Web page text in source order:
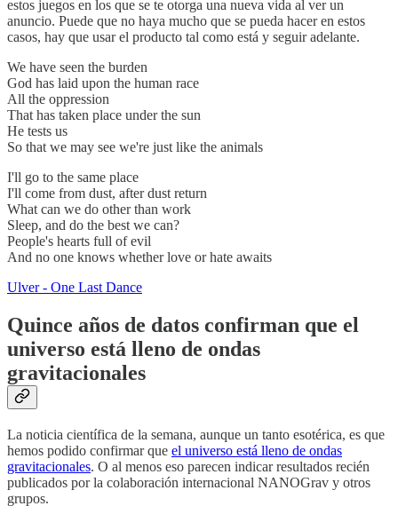
estos juegos en los que se te otorga una nueva vida al ver un
anuncio. Puede que no haya mucho que se pueda hacer en estos
casos, hay que usar el producto tal como está y seguir adelante.
We have seen the burden
God has laid upon the human race
All the oppression
That has taken place under the sun
He tests us
So that we may see we're just like the animals
I'll go to the same place
I'll come from dust, after dust return
What can we do other than work
Sleep, and do the best we can?
People's hearts full of evil
And no one knows whether love or hate awaits
Ulver - One Last Dance
Quince años de datos confirman que el
universo está lleno de ondas
gravitacionales
La noticia científica de la semana, aunque un tanto esotérica, es que
hemos podido confirmar que el universo está lleno de ondas
gravitacionales. O al menos eso parecen indicar resultados recién
publicados por la colaboración internacional NANOGrav y otros
grupos.